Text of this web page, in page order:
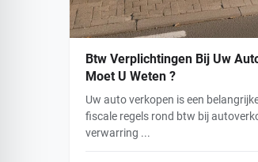
Btw Verplichtingen Bij Uw
Moet U Weten ?
Uw auto verkopen is een
fiscale regels rond btw bij
verwarring ...